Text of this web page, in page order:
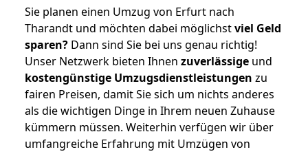
Sie planen einen Umzug von Erfurt nach
Tharandt und möchten dabei möglichstviel Geld
sparen? Dann sind Sie bei uns genau richtig!
Unser Netzwerk bieten Ihnen zuverlässige und
kostengünstige Umzugsdienstleistungen zu
fairen Preisen, damit Sie sich um nichts anderes
als die wichtigen Dinge in Ihrem neuen Zuhause
kümmern müssen. Weiterhin verfügen wir über
umfangreiche Erfahrung mit Umzügen von